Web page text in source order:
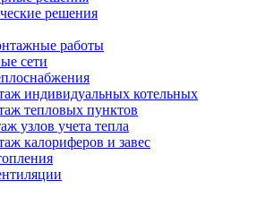
решения
работы
сети
индивидуальных котельных
тепловых пунктов
узлов учета тепла
калориферов и завес